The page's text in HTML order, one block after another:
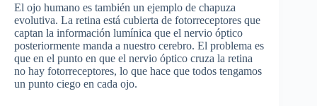
El ojo humano es también un ejemplo de chapuza
evolutiva. La retina está cubierta de fotorreceptores que
captan la información lumínica que el nervio óptico
posteriormente manda a nuestro cerebro. El problema es
que en el punto en que el nervio óptico cruza la retina
no hay fotorreceptores, lo que hace que todos tengamos
un punto ciego en cada ojo.